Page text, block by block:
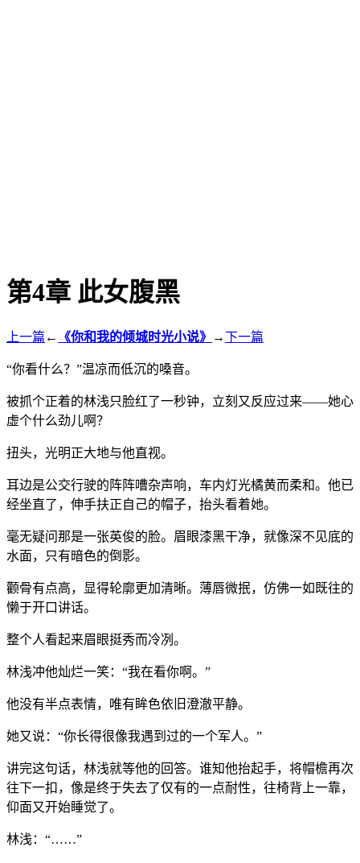
第4章 此女腹黑
上一篇 ← 《你和我的倾城时光小说》 →下一篇
“你看什么？”温凉而低沉的嗓音。
被抓个正着的林浅只脸红了一秒钟，立刻又反应过来——她心
虚个什么劲儿啊？
扭头，光明正大地与他直视。
耳边是公交行驶的阵阵嘈杂声响，车内灯光橘黄而柔和。他已
经坐直了，伸手扶正自己的帽子，抬头看着她。
毫无疑问那是一张英俊的脸。眉眼漆黑干净，就像深不见底的
水面，只有暗色的倒影。
颧骨有点高，显得轮廓更加清晰。薄唇微抿，仿佛一如既往的
懒于开口讲话。
整个人看起来眉眼挺秀而冷冽。
林浅冲他灿烂一笑：“我在看你啊。”
他没有半点表情，唯有眸色依旧澄澈平静。
她又说：“你长得很像我遇到过的一个军人。”
讲完这句话，林浅就等他的回答。谁知他抬起手，将帽檐再次
往下一扣，像是终于失去了仅有的一点耐性，往椅背上一靠，
仰面又开始睡觉了。
林浅：“……”